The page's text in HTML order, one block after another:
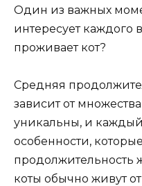
Один из важных
интересует каждого
проживает кот?
Средняя
зависит от
уникальны, и
особенности,
продолжительность
коты обычно живут